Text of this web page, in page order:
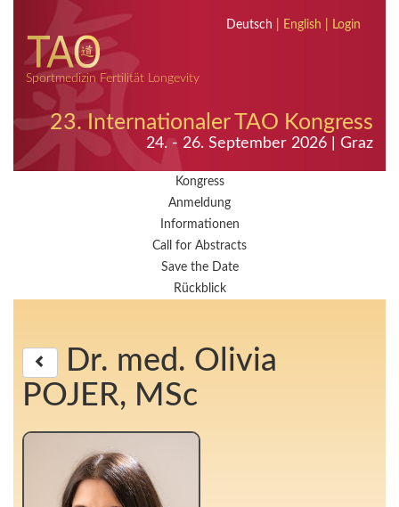
Deutsch English Login
Sportmedizin Fertilität Longevity
23. Internationaler TAO Kongress
24. - 26. September 2026 | Graz
Kongress
Anmeldung
Informationen
Call for Abstracts
Save the Date
Rückblick
Dr. med. Olivia
POJER, MSc